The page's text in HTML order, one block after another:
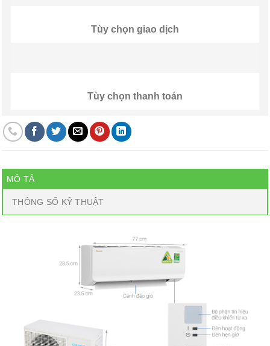
Tùy chọn giao dịch
Tùy chọn thanh toán
MÔ TẢ
THÔNG SỐ KỸ THUẬT